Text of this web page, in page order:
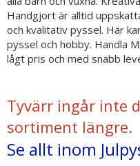
Handgjort är alltid
och kvalitativ pyssel. Här
pyssel och hobby. Handla
lågt pris och med snabb
Tyvärr ingår inte
sortiment längre.
Se allt inom